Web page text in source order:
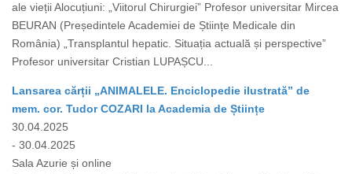
ale vieții Alocuțiuni: „Viitorul Chirurgiei” Profesor universitar Mircea
BEURAN (Președintele Academiei de Științe Medicale din
România) „Transplantul hepatic. Situația actuală și perspective”
Profesor universitar Cristian LUPAȘCU...
Lansarea cărții „ANIMALELE. Enciclopedie ilustrată” de
mem. cor. Tudor COZARI la Academia de Științe
30.04.2025
- 30.04.2025
Sala Azurie și online